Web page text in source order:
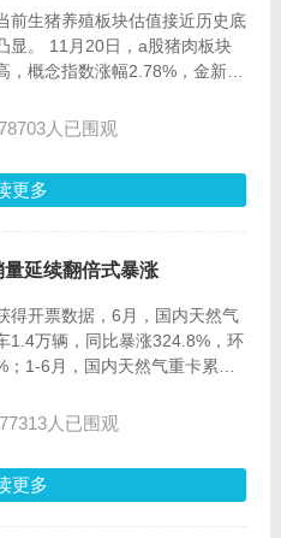
前生猪养殖板块估值接近历史底
显。 11月20日，a股猪肉板块
，概念指数涨幅2.78%，金新
涨幅居前。自上个月a股猪肉概
价获需...
人已围观
更多
延续翻倍式暴涨
得开票数据，6月，国内天然气
1.4万辆，同比暴涨324.8%，环
；1-6月，国内天然气重卡累销
进入2023年，天然气重卡行业
77313人已围观
更多